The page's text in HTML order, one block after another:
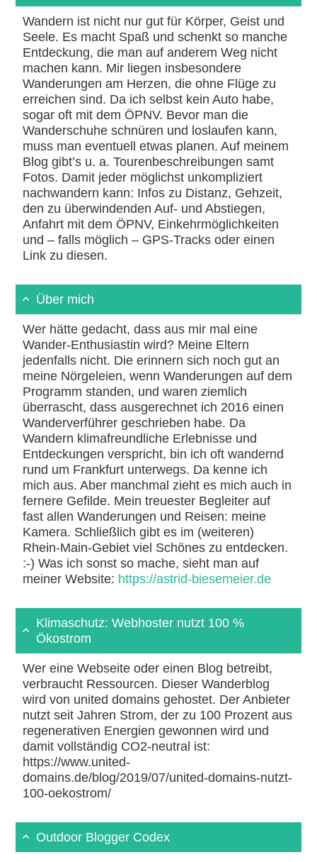
Wandern ist nicht nur gut für Körper, Geist und
Seele. Es macht Spaß und schenkt so manche
Entdeckung, die man auf anderem Weg nicht
machen kann. Mir liegen insbesondere
Wanderungen am Herzen, die ohne Flüge zu
erreichen sind. Da ich selbst kein Auto habe,
sogar oft mit dem ÖPNV. Bevor man die
Wanderschuhe schnüren und loslaufen kann,
muss man eventuell etwas planen. Auf meinem
Blog gibt’s u. a. Tourenbeschreibungen samt
Fotos. Damit jeder möglichst unkompliziert
nachwandern kann: Infos zu Distanz, Gehzeit,
den zu überwindenden Auf- und Abstiegen,
Anfahrt mit dem ÖPNV, Einkehrmöglichkeiten
und – falls möglich – GPS-Tracks oder einen
Link zu diesen.
Über mich
Wer hätte gedacht, dass aus mir mal eine
Wander-Enthusiastin wird? Meine Eltern
jedenfalls nicht. Die erinnern sich noch gut an
meine Nörgeleien, wenn Wanderungen auf dem
Programm standen, und waren ziemlich
überrascht, dass ausgerechnet ich 2016 einen
Wanderverführer geschrieben habe. Da
Wandern klimafreundliche Erlebnisse und
Entdeckungen verspricht, bin ich oft wandernd
rund um Frankfurt unterwegs. Da kenne ich
mich aus. Aber manchmal zieht es mich auch in
fernere Gefilde. Mein treuester Begleiter auf
fast allen Wanderungen und Reisen: meine
Kamera. Schließlich gibt es im (weiteren)
Rhein-Main-Gebiet viel Schönes zu entdecken.
:-) Was ich sonst so mache, sieht man auf
meiner Website: https://astrid-biesemeier.de
Klimaschutz: Webhoster nutzt 100 %
Ökostrom
Wer eine Webseite oder einen Blog betreibt,
verbraucht Ressourcen. Dieser Wanderblog
wird von united domains gehostet. Der Anbieter
nutzt seit Jahren Strom, der zu 100 Prozent aus
regenerativen Energien gewonnen wird und
damit vollständig CO2-neutral ist:
https://www.united-
domains.de/blog/2019/07/united-domains-nutzt-
100-oekostrom/
Outdoor Blogger Codex